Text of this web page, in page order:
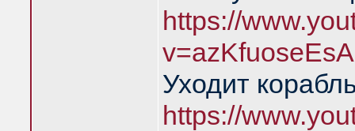
https://
Уходит
https://